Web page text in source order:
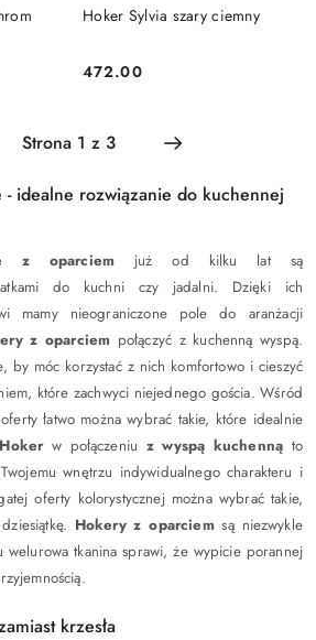
Hoker Sylvia szary ciemny
Cena:
472.00
idealne rozwiązanie do kuchennej
z oparciem już od kilku lat są
do kuchni czy jadalni. Dzięki ich
mamy nieograniczone pole do aranżacji
z oparciem połączyć z kuchenną wyspą.
by móc korzystać z nich komfortowo i cieszyć
które zachwyci niejednego gościa. Wśród
łatwo można wybrać takie, które idealnie
Hokerw połączeniu z wyspą kuchenną to
wnętrzu indywidualnego charakteru i
oferty kolorystycznej można wybrać takie,
Hokery z oparciemsą niezwykle
welurowa tkanina sprawi, że wypicie porannej
krzesła